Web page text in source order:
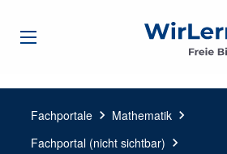
Fachportale chevron_right Mathematik chevron_right
Fachportal (nicht sichtbar) chevron_right